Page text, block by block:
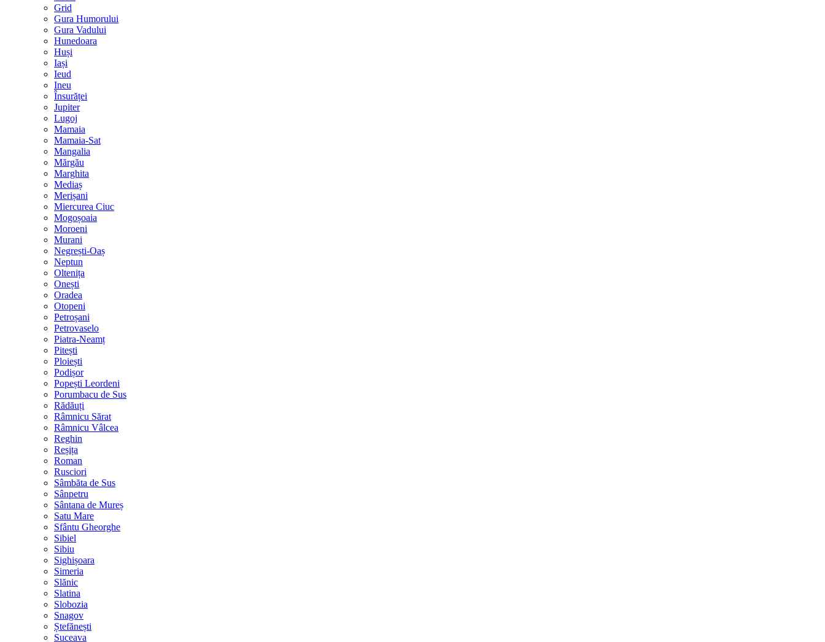
Grid
Gura Humorului
Gura Vadului
Hunedoara
Huși
Iași
Ieud
Ineu
Însurăței
Jupiter
Lugoj
Mamaia
Mamaia-Sat
Mangalia
Mărgău
Marghita
Mediaș
Merișani
Miercurea Ciuc
Mogoșoaia
Moroeni
Murani
Negrești-Oaș
Neptun
Oltenița
Onești
Oradea
Otopeni
Petroșani
Petrovaselo
Piatra-Neamț
Pitești
Ploiești
Podișor
Popești Leordeni
Porumbacu de Sus
Rădăuți
Râmnicu Sărat
Râmnicu Vâlcea
Reghin
Reșița
Roman
Rusciori
Sâmbăta de Sus
Sânpetru
Sântana de Mureș
Satu Mare
Sfântu Gheorghe
Sibiel
Sibiu
Sighișoara
Simeria
Slănic
Slatina
Slobozia
Snagov
Ștefănești
Suceava